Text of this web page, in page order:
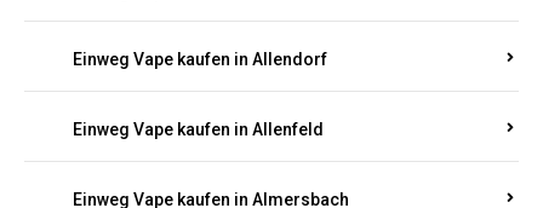
Einweg Vape kaufen in Allendorf
Einweg Vape kaufen in Allenfeld
Einweg Vape kaufen in Almersbach